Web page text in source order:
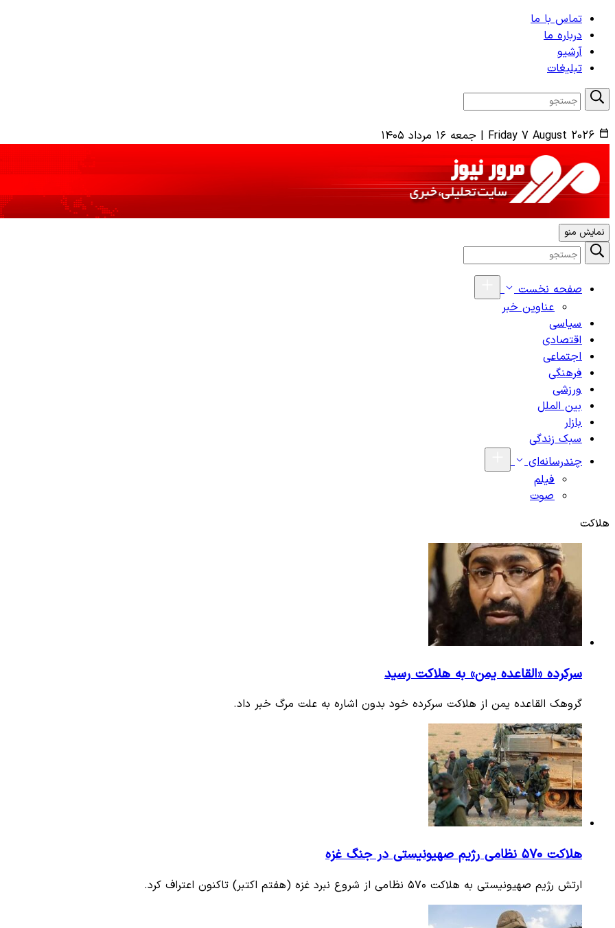
تماس با ما
درباره ما
آرشیو
تبلیغات
Friday 7 August 2026
| جمعه ۱۶ مرداد ۱۴۰۵
نمایش منو
صفحه نخست
عناوین خبر
سیاسی
اقتصادی
اجتماعی
فرهنگی
ورزشی
بین الملل
بازار
سبک زندگی
چندرسانه‌ای
فیلم
صوت
هلاکت
سرکرده «القاعده یمن» به هلاکت رسید
گروهک القاعده یمن از هلاکت سرکرده خود بدون اشاره به علت مرگ خبر داد.
هلاکت ۵۷۰ نظامی رژیم صهیونیستی در جنگ غزه
ارتش رژیم صهیونیستی به هلاکت ۵۷۰ نظامی از شروع نبرد غزه (هفتم اکتبر) تاکنون اعتراف کرد.